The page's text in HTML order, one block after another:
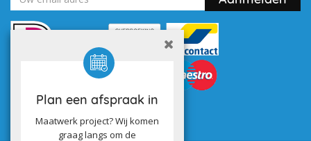
Plan een afspraak in
Maatwerk project? Wij komen
graag langs om de